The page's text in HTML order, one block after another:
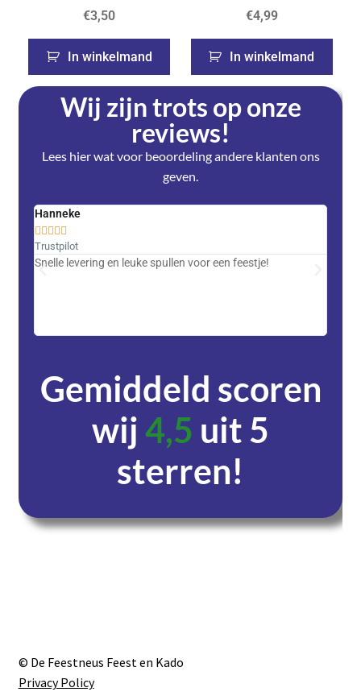
€3,50
In winkelmand
€4,99
In winkelmand
Wij zijn trots op onze
reviews!
Lees hier wat voor beoordeling andere klanten ons
geven.
Hanneke

Trustpilot
Snelle levering en leuke spullen voor een feestje!
Gemiddeld scoren
wij4,5 uit 5
sterren!
© De Feestneus Feest en Kado
Privacy Policy